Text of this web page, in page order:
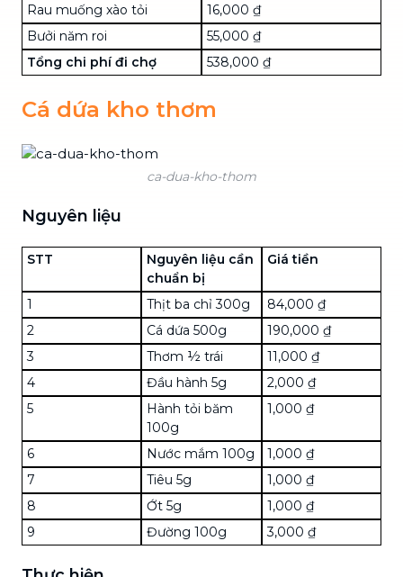
Rau muống xào tỏi
16,000 ₫
Bưởi năm roi
55,000 ₫
Tổng chi phí đi chợ
538,000 ₫
Cá dứa kho thơm
ca-dua-kho-thom
Nguyên liệu
STT
Nguyên liệu cần
chuẩn bị
Giá tiền
1 Thịt ba chỉ 300g
84,000 ₫
2
Cá dứa 500g
190,000 ₫
3
Thơm ½ trái
11,000 ₫
4
Đầu hành 5g
2,000 ₫
5
Hành tỏi băm
100g
1,000 ₫
6 Nước mắm 100g
1,000 ₫
7
Tiêu 5g
1,000 ₫
8
Ớt 5g
1,000 ₫
9
Đường 100g 3,000 ₫